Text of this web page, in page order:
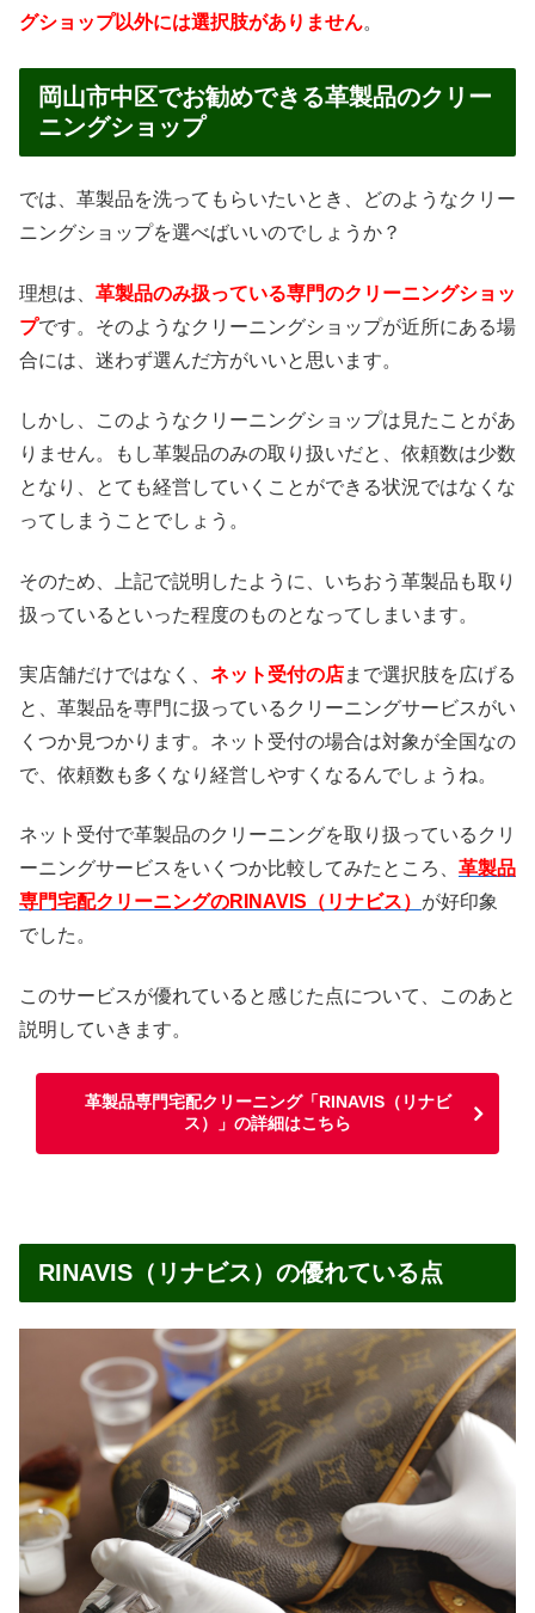
グショップ以外には選択肢がありません。
岡山市中区でお勧めできる革製品のクリー
ニングショップ
では、革製品を洗ってもらいたいとき、どのようなクリー
ニングショップを選べばいいのでしょうか？
理想は、 革製品のみ扱っている専門のクリーニングショッ
プです。そのようなクリーニングショップが近所にある場
合には、迷わず選んだ方がいいと思います。
しかし、このようなクリーニングショップは見たことがあ
りません。もし革製品のみの取り扱いだと、依頼数は少数
となり、とても経営していくことができる状況ではなくな
ってしまうことでしょう。
そのため、上記で説明したように、いちおう革製品も取り
扱っているといった程度のものとなってしまいます。
実店舗だけではなく、 ネット受付の店まで選択肢を広げる
と、革製品を専門に扱っているクリーニングサービスがい
くつか見つかります。ネット受付の場合は対象が全国なの
で、依頼数も多くなり経営しやすくなるんでしょうね。
ネット受付で革製品のクリーニングを取り扱っているクリ
ーニングサービスをいくつか比較してみたところ、 革製品
専門宅配クリーニングのRINAVIS（リナビス） が好印象
でした。
このサービスが優れていると感じた点について、このあと
説明していきます。
革製品専門宅配クリーニング「RINAVIS（リナビ
ス）」の詳細はこちら
RINAVIS（リナビス）の優れている点